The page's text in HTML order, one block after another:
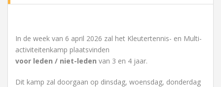
In de week van 6 april 2026 zal het Kleutertennis- en Multi-
activiteitenkamp plaatsvinden
voor leden / niet-leden van 3 en 4 jaar.
Dit kamp zal doorgaan op dinsdag, woensdag, donderdag